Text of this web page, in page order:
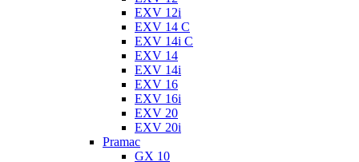
EXV 12i
EXV 14 C
EXV 14i C
EXV 14
EXV 14i
EXV 16
EXV 16i
EXV 20
EXV 20i
Pramac
GX 10